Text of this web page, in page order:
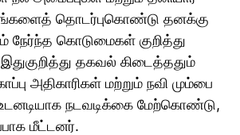
தொடர்புகொண்டு தனக்கு
நேர்ந்த கொடுமைகள் குறித்து
தகவல் கிடைத்ததும்
அதிகாரிகள் மற்றும் நவி மும்பை
நடவடிக்கை மேற்கொண்டு,
மீட்டனர்.